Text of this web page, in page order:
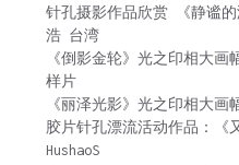
针孔摄影作品欣赏 《静谧
浩 台湾
《倒影金轮》光之印相大画
样片
《丽泽光影》光之印相大画
胶片针孔漂流活动作品：《
HushaoS